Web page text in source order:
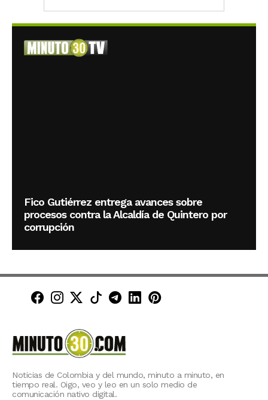
Fico Gutiérrez entrega avances sobre
procesos contra la Alcaldía de Quintero por
corrupción
Minuto30 en Facebook
Minuto30 en Instagram
Minuto30 en X (Twitter)
Minuto30 en TikTok
Canal de Minuto30 en
Minuto30 en LinkedIn
Minuto30 en
Noticias de Colombia y del mundo, minuto a minuto, en
tiempo real. Oigo, veo y leo en un solo medio de
comunicación nativo digital.